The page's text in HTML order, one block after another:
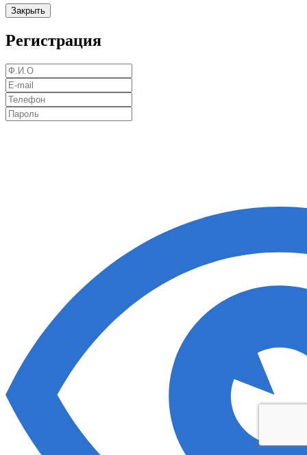
Закрыть
Регистрация